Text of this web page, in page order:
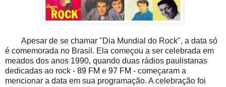
Apesar de se chamar "Dia Mundial do Rock", a data só
é comemorada no Brasil. Ela começou a ser celebrada em
meados dos anos 1990, quando duas rádios paulistanas
dedicadas ao rock - 89 FM e 97 FM - começaram a
mencionar a data em sua programação. A celebração foi